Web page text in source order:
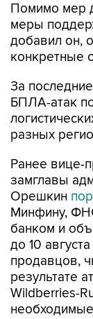
Помимо мер
меры
добавил он,
конкретные
За
БПЛА-атак
разных
Ранее вице-
замглавы
Орешкин
Минфину,
банком и
до 10
продавцов,
результате
Wildberries-